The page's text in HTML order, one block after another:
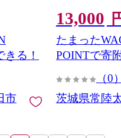
田市 竜
る！
市
13,000
たまった
POINTで寄
（0）
茨城県常陸